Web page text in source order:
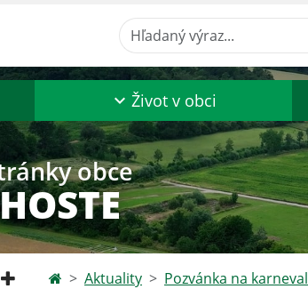
Hľadaný výraz...
Život v obci
obce
Aktuality Pozvánka na karneval